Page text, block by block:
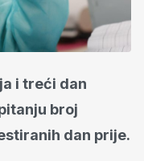
i treći dan
broj
dan prije.